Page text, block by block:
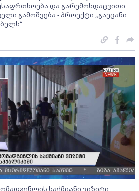
და გარემოსდაცვითი
გამოშვება - პროექტი „გაეცანი
საქმიანი ვიზიტი